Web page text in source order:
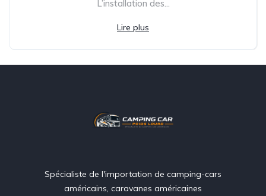
L’installation des...
Lire plus
Spécialiste de l'importation de camping-cars
américains, caravanes américaines